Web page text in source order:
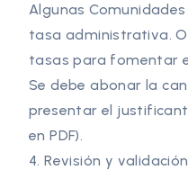
Algunas
tasa administrativa.
tasas para fomentar
Se debe abonar la
presentar el
en PDF).
4. Revisión y validación